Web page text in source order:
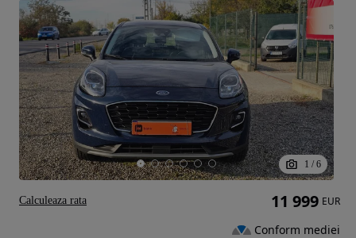
1 / 6
11 999 EUR
Conform mediei
Calculeaza rata